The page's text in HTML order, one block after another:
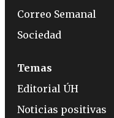
Correo Semanal
Sociedad
Temas
Editorial ÚH
Noticias positivas